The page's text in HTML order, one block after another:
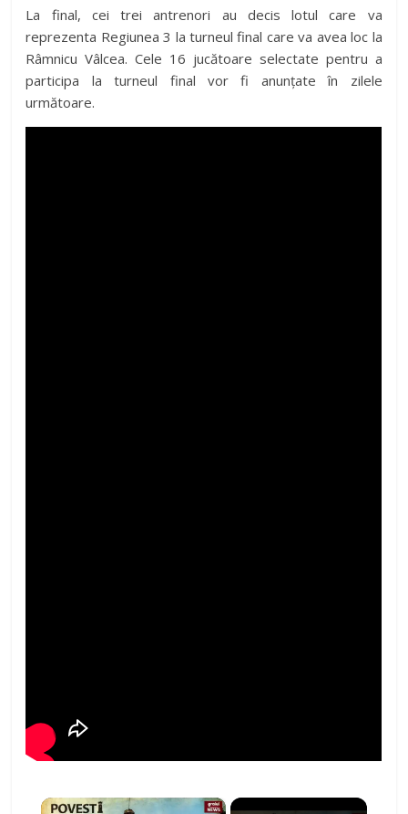
La final, cei trei antrenori au decis lotul care va
reprezenta Regiunea 3 la turneul final care va avea loc la
Râmnicu Vâlcea. Cele 16 jucătoare selectate pentru a
participa la turneul final vor fi anunțate în zilele
următoare.
×